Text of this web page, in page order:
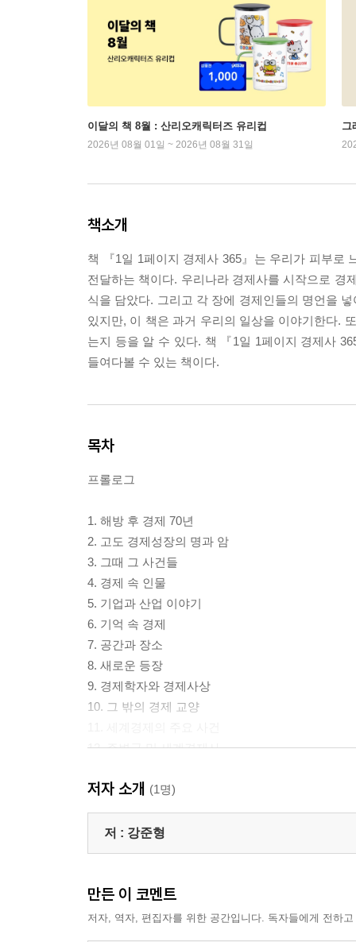
이달의 책 8월 : 산리오캐릭터즈 유리컵
2026년 08월 01일 ~ 2026년 08월 31일
그
책소개
책 『1일 1페이지 경제사 365』는 우리가 피부로
전달하는 책이다. 우리나라 경제사를 시작으로 경
식을 담았다. 그리고 각 장에 경제인들의 명언을
있지만, 이 책은 과거 우리의 일상을 이야기한다.
는지 등을 알 수 있다. 책 『1일 1페이지 경제사
들여다볼 수 있는 책이다.
목차
프롤로그
1. 해방 후 경제 70년
2. 고도 경제성장의 명과 암
3. 그때 그 사건들
4. 경제 속 인물
5. 기업과 산업 이야기
6. 기억 속 경제
7. 공간과 장소
8. 새로운 등장
9. 경제학자와 경제사상
10. 그 밖의 경제 교양
12. 주변국 및 세계경제사
에필로그
저자 소개 (1명)
저 : 강준형
만든 이 코멘트
저자, 역자, 편집자를 위한 공간입니다. 독자들에게 전하